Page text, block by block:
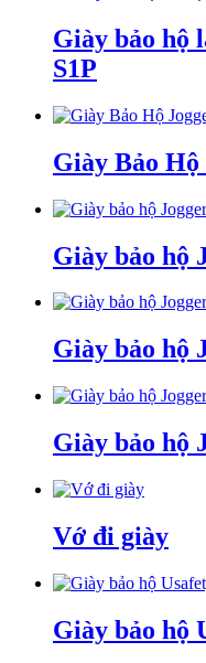
Giày bảo hộ
S1P
Giày Bảo Hộ
Giày bảo hộ
Giày bảo hộ
Giày bảo hộ
Vớ đi giày
Giày bảo hộ